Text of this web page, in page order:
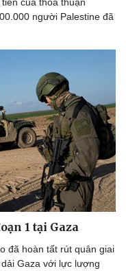
của thỏa thuận
người Palestine đã
1 tại Gaza
đã hoàn tất rút quân giai
Gaza với lực lượng